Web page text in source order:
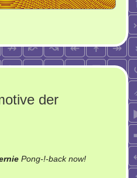
der
Pong-!-back now!on